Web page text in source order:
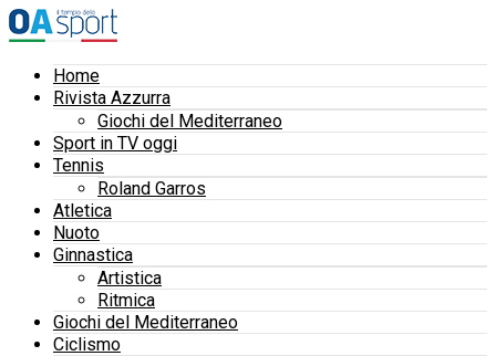
Home
Rivista Azzurra
Giochi del Mediterraneo
Sport in TV oggi
Tennis
Roland Garros
Atletica
Nuoto
Ginnastica
Artistica
Ritmica
Giochi del Mediterraneo
Ciclismo